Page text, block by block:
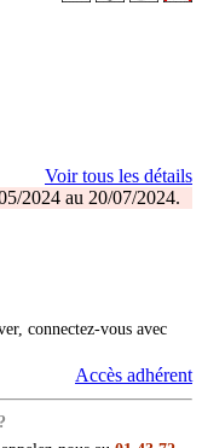
Voir tous les détails
2024 au 20/07/2024.
connectez-vous avec
Accès adhérent